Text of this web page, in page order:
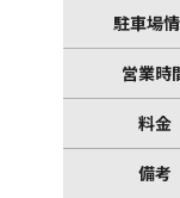
駐車場
営業時
料金
備考